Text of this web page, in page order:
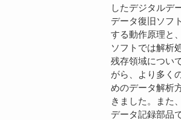
したデジタルデ
データ復旧ソフ
する動作原理と
ソフトでは解析
残存領域につい
がら、より多く
めのデータ解析
きました。また
データ記録部品